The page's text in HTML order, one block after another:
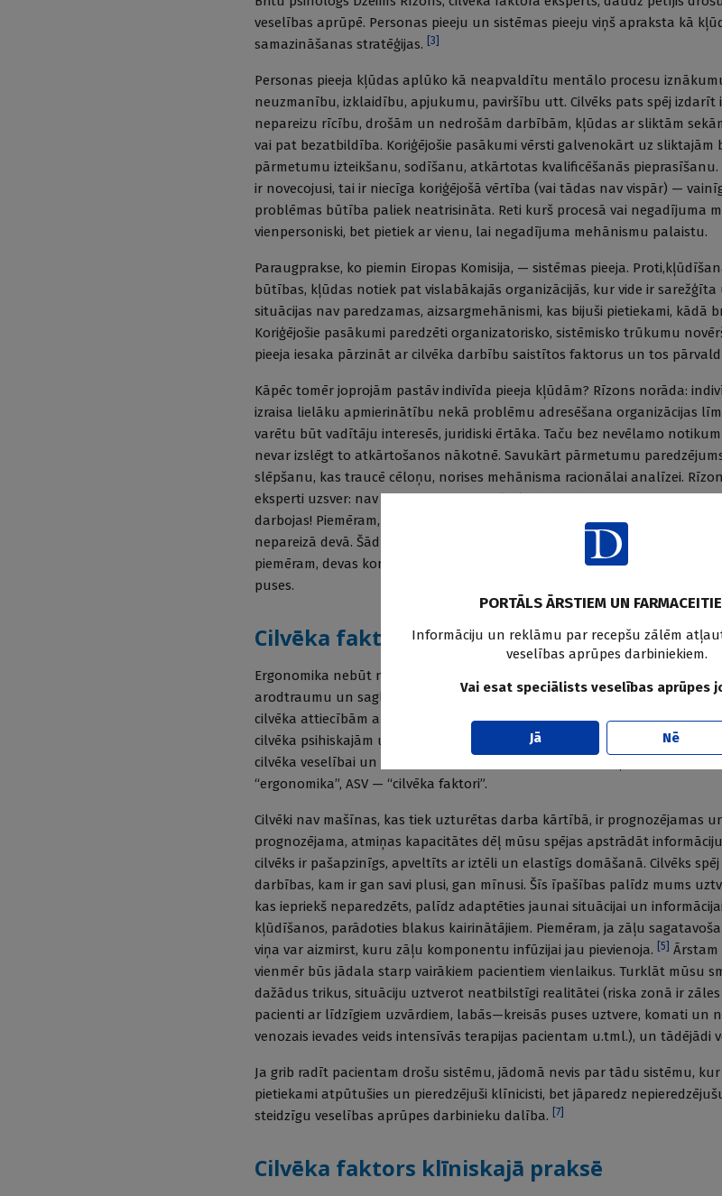
veselības aprūpē. Personas pieeju un sistēmas pieeju viņš apraksta kā
samazināšanas stratēģijas.
3
Personas pieeja kļūdas aplūko kā neapvaldītu mentālo procesu
neuzmanību, izklaidību, apjukumu, paviršību utt. Cilvēks pats spēj izdarīt
nepareizu rīcību, drošām un nedrošām darbībām, kļūdas ar sliktām
vai pat bezatbildība. Koriģējošie pasākumi vērsti galvenokārt uz sliktajām
pārmetumu izteikšanu, sodīšanu, atkārtotas kvalificēšanās pieprasīšanu.
ir novecojusi, tai ir niecīga koriģējošā vērtība (vai tādas nav vispār) —
problēmas būtība paliek neatrisināta. Reti kurš procesā vai negadījuma
vienpersoniski, bet pietiek ar vienu, lai negadījuma mehānismu palaistu.
Paraugprakse, ko piemin Eiropas Komisija, — sistēmas pieeja.
būtības, kļūdas notiek pat vislabākajās organizācijās, kur vide ir sarežģīta
situācijas nav paredzamas, aizsargmehānismi, kas bijuši pietiekami, kādā
Koriģējošie pasākumi paredzēti organizatorisko, sistēmisko trūkumu
pieeja iesaka pārzināt ar cilvēka darbību saistītos faktorus un tos
Kāpēc tomēr joprojām pastāv indivīda pieeja kļūdām? Rīzons norāda:
izraisa lielāku apmierinātību nekā problēmu adresēšana organizācijas
varētu būt vadītāju interesēs, juridiski ērtāka. Taču bez nevēlamo
nevar izslēgt to atkārtošanos nākotnē. Savukārt pārmetumu
slēpšanu, kas traucē cēloņu, norises mehānisma racionālai analīzei.
eksperti uzsver: nav iespējams mainīt cilvēka dabu, bet ir iespējams
darbojas! Piemēram, ārsts kļūdās un miligramu vietā norāda mililitrus,
nepareizā devā. Šādu kļūdu var novērst, ja organizācijas sistēmā
piemēram, devas kontrole elektroniskajā zāļu ordinēšanas sistēmā vai
puses.
Cilvēka faktors = ergonomika
Ergonomika nebūt nenozīmē tikai to, kā pareizi sēdēt pie datora vai cilāt
arodtraumu un saglabāt veselību.Latvijas Ergonomikas biedrība
cilvēka attiecībām ar darbu. Ergonomikas uzdevums ir darba procesa un
cilvēka psihiskajām un fiziskajām iespējām, lai nodrošinātu efektīvu
cilvēka veselībai un ko viegli izpildīt, tātad arī darbu bez kļūdām.
[4]
ES
“ergonomika”, ASV — “cilvēka faktori”.
Cilvēki nav mašīnas, kas tiek uzturētas darba kārtībā, ir prognozējamas
prognozējama, atmiņas kapacitātes dēļ mūsu spējas apstrādāt
cilvēks ir pašapzinīgs, apveltīts ar iztēli un elastīgs domāšanā. Cilvēks
darbības, kam ir gan savi plusi, gan mīnusi. Šīs īpašības palīdz mums
kas iepriekš neparedzēts, palīdz adaptēties jaunai situācijai un
kļūdīšanos, parādoties blakus kairinātājiem. Piemēram, ja zāļu
viņa var aizmirst, kuru zāļu komponentu infūzijai jau pievienoja.
5
vienmēr būs jādala starp vairākiem pacientiem vienlaikus. Turklāt mūsu
dažādus trikus, situāciju uztverot neatbilstīgi realitātei (riska zonā ir
pacienti ar līdzīgiem uzvārdiem, labās—kreisās puses uztvere, komati un
venozais ievades veids intensīvās terapijas pacientam u.tml.), un tādējādi
Ja grib radīt pacientam drošu sistēmu, jādomā nevis par tādu sistēmu,
pietiekami atpūtušies un pieredzējuši klīnicisti, bet jāparedz
steidzīgu veselības aprūpes darbinieku dalība.
7
Cilvēka faktors klīniskajā praksē
PORTĀLS ĀRSTIEM UN
Informāciju un reklāmu par recepšu zālēm
veselības aprūpes darbiniekiem.
Vai esat speciālists veselības aprūpes
Jā Nē